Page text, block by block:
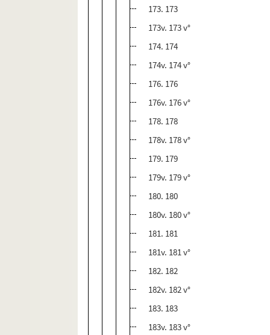
173. 173
173v. 173 v°
174. 174
174v. 174 v°
176. 176
176v. 176 v°
178. 178
178v. 178 v°
179. 179
179v. 179 v°
180. 180
180v. 180 v°
181. 181
181v. 181 v°
182. 182
182v. 182 v°
183. 183
183v. 183 v°